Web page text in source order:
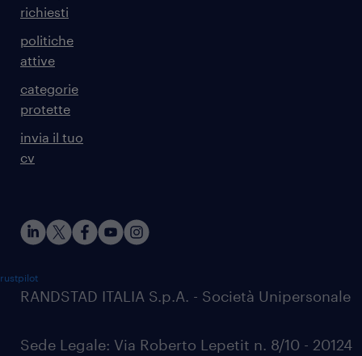
richiesti
politiche
attive
categorie
protette
invia il tuo
cv
RANDSTAD ITALIA S.p.A. - Società Unipersonale
Sede Legale: Via Roberto Lepetit n. 8/10 - 20124